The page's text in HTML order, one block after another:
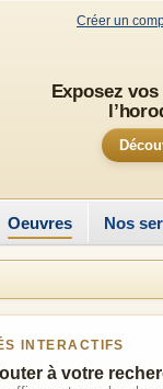
Créer un
Exposez
Oeuvres Nos
INTERACTIFS
à votre